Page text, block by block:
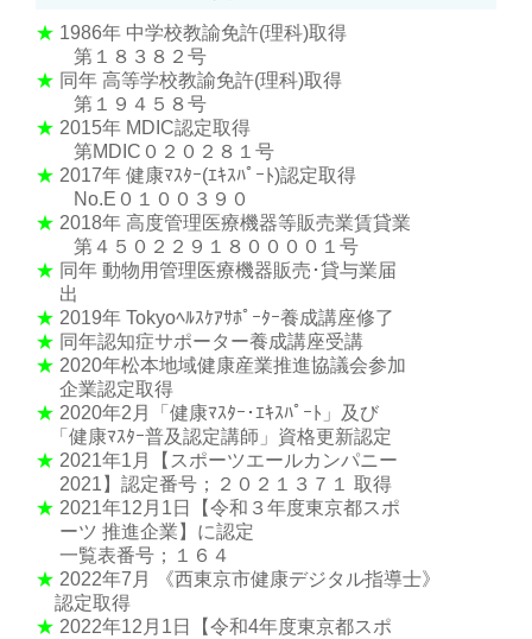
★ 1986年 中学校教諭免許(理科)取得
第１８３８２号
★ 同年 高等学校教諭免許(理科)取得
第１９４５８号
★ 2015年 MDIC認定取得
第MDIC０２０２８１号
★ 2017年 健康ﾏｽﾀｰ(ｴｷｽﾊﾟｰﾄ)認定取得
No.E０１００３９０
★ 2018年 高度管理医療機器等販売業賃貸業
第４５０２２９１８００００１号
★ 同年 動物用管理医療機器販売･貸与業届
出
★ 2019年 Tokyoﾍﾙｽｹｱｻﾎﾟｰﾀｰ養成講座修了
★ 同年認知症サポーター養成講座受講
★ 2020年松本地域健康産業推進協議会参加
企業認定取得
★ 2020年2月「健康ﾏｽﾀｰ･ｴｷｽﾊﾟｰﾄ」及び
「健康ﾏｽﾀｰ普及認定講師」資格更新認定
★ 2021年1月【スポーツエールカンパニー
2021】認定番号；２０２１３７１ 取得
★ 2021年12月1日【令和３年度東京都スポ
ーツ 推進企業】に認定
一覧表番号；１６４
★ 2022年7月 《西東京市健康デジタル指導士》
認定取得
★ 2022年12月1日【令和4年度東京都スポ